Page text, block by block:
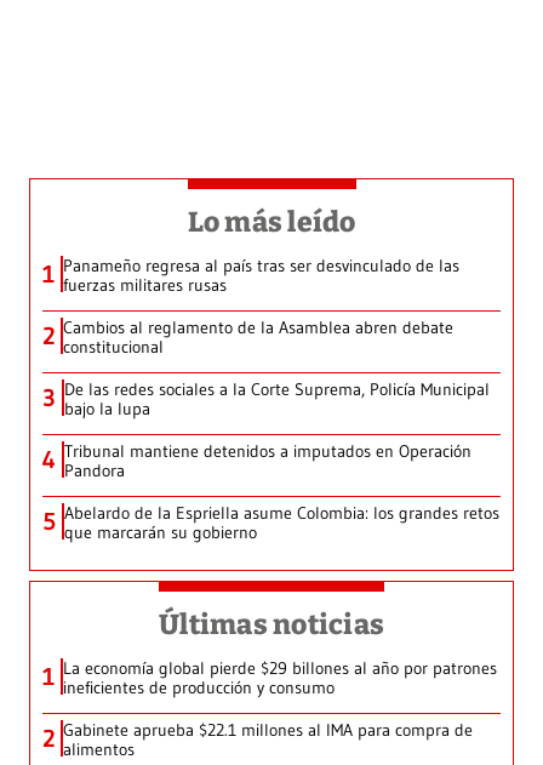
Lo más leído
1 Panameño regresa al país tras ser desvinculado de las
fuerzas militares rusas
2 Cambios al reglamento de la Asamblea abren debate
constitucional
3 De las redes sociales a la Corte Suprema, Policía Municipal
bajo la lupa
4 Tribunal mantiene detenidos a imputados en Operación
Pandora
5 Abelardo de la Espriella asume Colombia: los grandes retos
que marcarán su gobierno
Últimas noticias
1 La economía global pierde $29 billones al año por patrones
ineficientes de producción y consumo
2 Gabinete aprueba $22.1 millones al IMA para compra de
alimentos